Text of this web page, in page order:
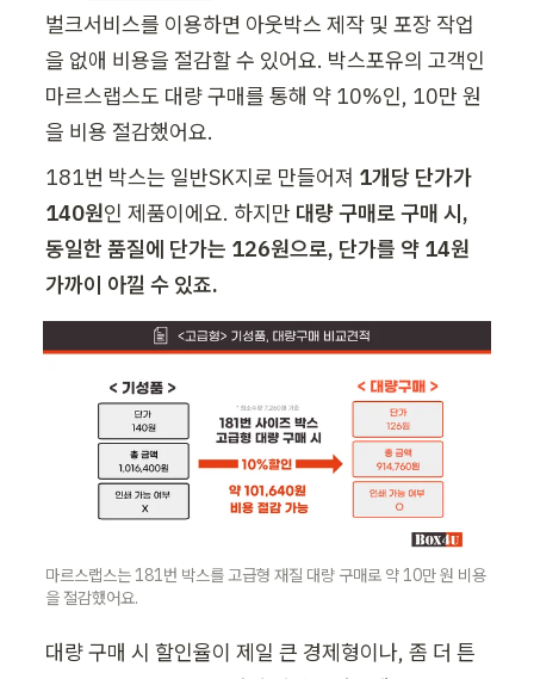
벌크서비스를 이용하면 아웃박스 제작 및 포장 작업
을 없애 비용을 절감할 수 있어요. 박스포유의 고객인
마르스랩스도 대량 구매를 통해 약 10%인, 10만 원
을 비용 절감했어요.
181번 박스는 일반SK지로 만들어져 1개당 단가가
140원인 제품이에요. 하지만 대량 구매로 구매 시,
동일한 품질에 단가는 126원으로, 단가를 약 14원
가까이 아낄 수 있죠.
마르스랩스는 181번 박스를 고급형 재질 대량 구매로 약 10만 원 비용
을 절감했어요.
대량 구매 시 할인율이 제일 큰 경제형이나, 좀 더 튼